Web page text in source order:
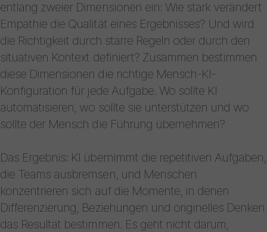
entlang zweier Dimensionen ein: Wie stark verändert
Empathie die Qualität eines Ergebnisses? Und wird
die Richtigkeit durch starre Regeln oder durch den
situativen Kontext definiert? Zusammen bestimmen
diese Dimensionen die richtige Mensch-KI-
Konfiguration für jede Aufgabe. Wo sollte KI
automatisieren, wo sollte sie unterstützen und wo
sollte der Mensch die Führung übernehmen?
Das Ergebnis: KI übernimmt die repetitiven Aufgaben,
die Teams ausbremsen, und Menschen
konzentrieren sich auf die Momente, in denen
Differenzierung, Beziehungen und originelles Denken
das Resultat bestimmen. Es geht nicht darum,